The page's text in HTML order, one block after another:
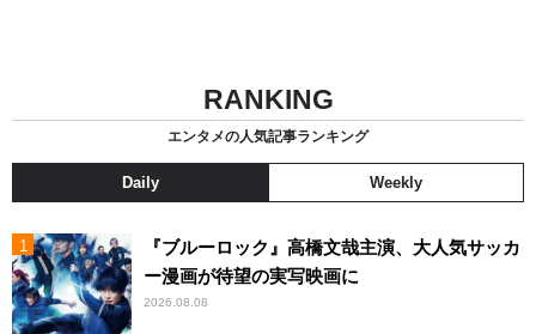
RANKING
エンタメの人気記事ランキング
Daily Weekly
『ブルーロック』高橋文哉主演、大人気サッカ
ー漫画が待望の実写映画に
2026.08.08